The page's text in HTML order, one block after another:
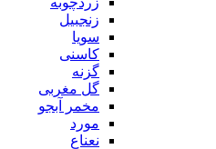
زنجبیل
سویا
کاسنی
گزنه
گل مغربی
مخمر آبجو
مورد
نعناع